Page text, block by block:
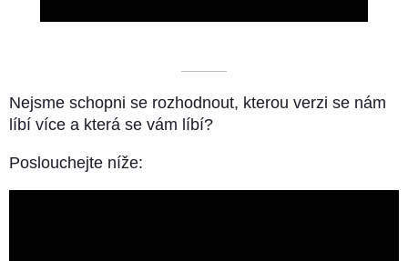
––––––––––
Nejsme schopni se rozhodnout, kterou verzi se nám
líbí více a která se vám líbí?
Poslouchejte níže: